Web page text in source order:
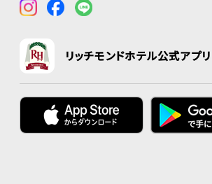
リッチモンドホテル公式アプリ